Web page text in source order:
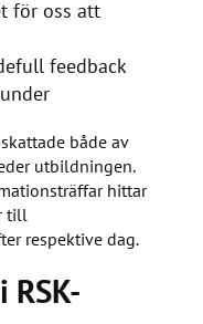
för oss att
feedback
både av
utbildningen.
hittar
till
respektive dag.